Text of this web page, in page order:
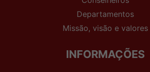
Departamentos
Missão, visão e valores
INFORMAÇÕES